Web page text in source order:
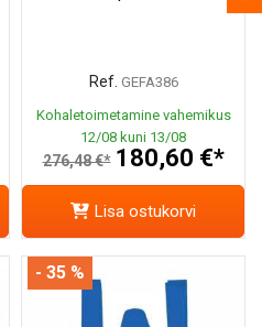
Ref. GEFA386
Kohaletoimetamine vahemikus
12/08 kuni 13/08
276,48 €* 180,60 €*
Lisa ostukorvi
- 35 %